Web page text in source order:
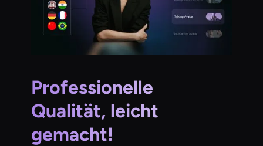
Professionelle
Qualität, leicht
gemacht!